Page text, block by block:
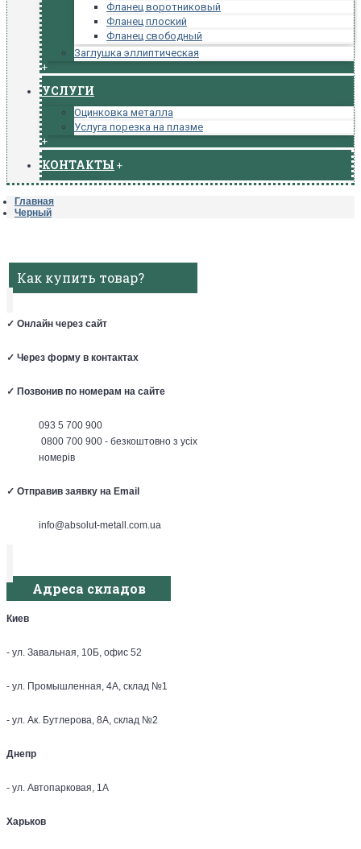
Фланец воротниковый
Фланец плоский
Фланец свободный
Заглушка эллиптическая
+
УСЛУГИ
Оцинковка металла
Услуга порезка на плазме
+
КОНТАКТЫ +
Главная
Черный
Как купить товар?
✓ Онлайн через сайт
✓ Через форму в контактах
✓ Позвонив по номерам на сайте
093 5 700 900
0800 700 900 - безкоштовно з усіх
номерів
✓ Отправив заявку на Email
info@absolut-metall.com.ua
Адреса складов
Киев
- ул. Завальная, 10Б, офис 52
- ул. Промышленная, 4А, склад №1
- ул. Ак. Бутлерова, 8А, склад №2
Днепр
- ул. Автопарковая, 1А
Харьков